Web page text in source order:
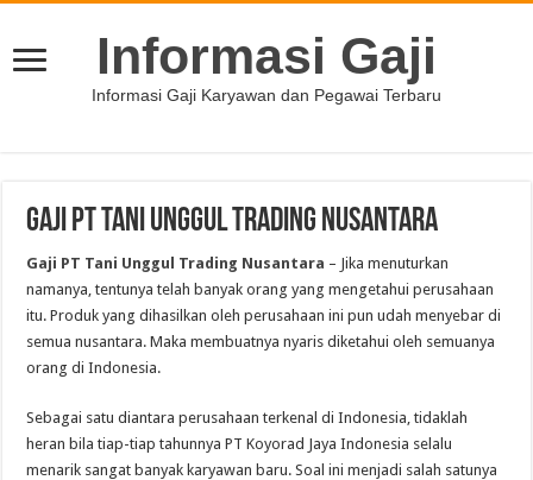
Informasi Gaji
Informasi Gaji Karyawan dan Pegawai Terbaru
Gaji PT Tani Unggul Trading Nusantara
Gaji PT Tani Unggul Trading Nusantara – Jika menuturkan
namanya, tentunya telah banyak orang yang mengetahui perusahaan
itu. Produk yang dihasilkan oleh perusahaan ini pun udah menyebar di
semua nusantara. Maka membuatnya nyaris diketahui oleh semuanya
orang di Indonesia.
Sebagai satu diantara perusahaan terkenal di Indonesia, tidaklah
heran bila tiap-tiap tahunnya PT Koyorad Jaya Indonesia selalu
menarik sangat banyak karyawan baru. Soal ini menjadi salah satunya